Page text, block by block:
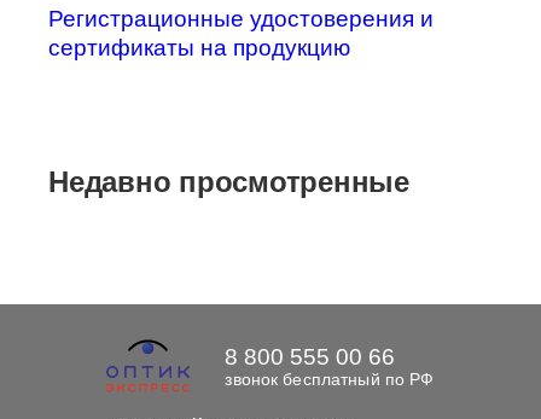
Регистрационные удостоверения и
сертификаты на продукцию
Недавно просмотренные
8 800 555 00 66
звонок бесплатный по РФ